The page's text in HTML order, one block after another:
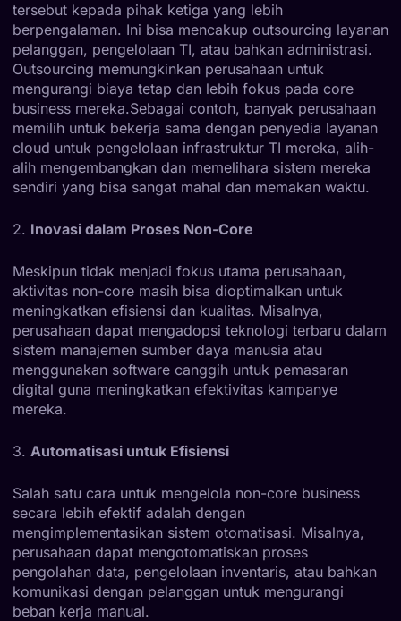
tersebut kepada pihak ketiga yang lebih
berpengalaman. Ini bisa mencakup outsourcing layanan
pelanggan, pengelolaan TI, atau bahkan administrasi.
Outsourcing memungkinkan perusahaan untuk
mengurangi biaya tetap dan lebih fokus pada core
business mereka.Sebagai contoh, banyak perusahaan
memilih untuk bekerja sama dengan penyedia layanan
cloud untuk pengelolaan infrastruktur TI mereka, alih-
alih mengembangkan dan memelihara sistem mereka
sendiri yang bisa sangat mahal dan memakan waktu.
2. Inovasi dalam Proses Non-Core
Meskipun tidak menjadi fokus utama perusahaan,
aktivitas non-core masih bisa dioptimalkan untuk
meningkatkan efisiensi dan kualitas. Misalnya,
perusahaan dapat mengadopsi teknologi terbaru dalam
sistem manajemen sumber daya manusia atau
menggunakan software canggih untuk pemasaran
digital guna meningkatkan efektivitas kampanye
mereka.
3. Automatisasi untuk Efisiensi
Salah satu cara untuk mengelola non-core business
secara lebih efektif adalah dengan
mengimplementasikan sistem otomatisasi. Misalnya,
perusahaan dapat mengotomatiskan proses
pengolahan data, pengelolaan inventaris, atau bahkan
komunikasi dengan pelanggan untuk mengurangi
beban kerja manual.